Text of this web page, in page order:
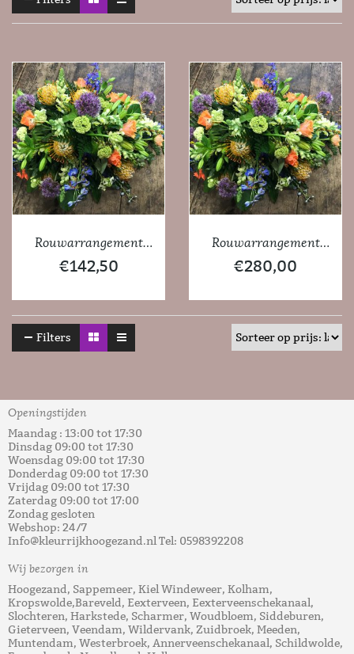
Rouwarrangement
Veldbloemen 90cm
€142,50
Rouwarrangement
Veldbloemen 180cm
€280,00
Filters
Openingstijden
Maandag : 13:00 tot 17:30
Dinsdag 09:00 tot 17:30
Woensdag 09:00 tot 17:30
Donderdag 09:00 tot 17:30
Vrijdag 09:00 tot 17:30
Zaterdag 09:00 tot 17:00
Zondag gesloten
Webshop: 24/7
Info@kleurrijkhoogezand.nl Tel: 0598392208
Wij bezorgen in
Hoogezand, Sappemeer, Kiel Windeweer, Kolham,
Kropswolde,Bareveld, Eexterveen, Eexterveenschekanaal,
Slochteren, Harkstede, Scharmer, Woudbloem, Siddeburen,
Gieterveen, Veendam, Wildervank, Zuidbroek, Meeden,
Muntendam, Westerbroek, Annerveenschekanaal, Schildwolde,